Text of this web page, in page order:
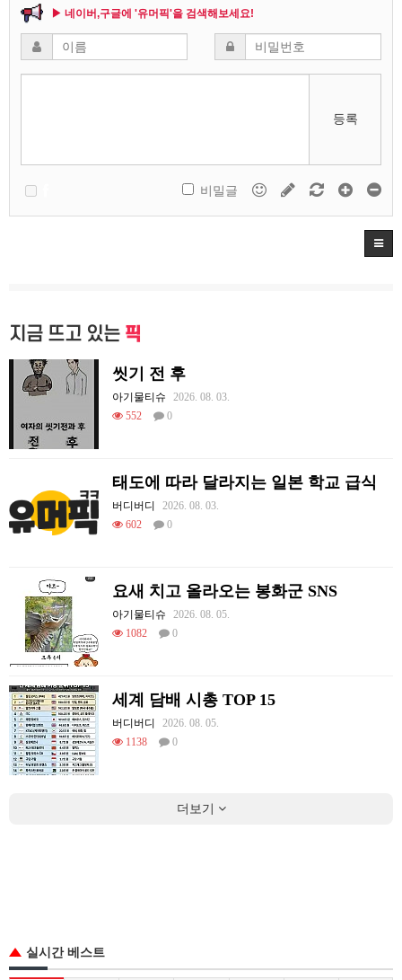
▶ 네이버,구글에 '유머픽'을 검색해보세요!
등록
비밀글
지금 뜨고 있는 픽
씻기 전 후
아기물티슈
2026. 08. 03.
552
0
태도에 따라 달라지는 일본 학교 급식
버디버디
2026. 08. 03.
602
0
요새 치고 올라오는 봉화군 SNS
아기물티슈
2026. 08. 05.
1082
0
세계 담배 시총 TOP 15
버디버디
2026. 08. 05.
1138
0
더보기
실시간 베스트